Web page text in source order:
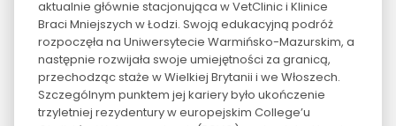
aktualnie głównie stacjonująca w VetClinic i Klinice
Braci Mniejszych w Łodzi. Swoją edukacyjną podróż
rozpoczęła na Uniwersytecie Warmińsko-Mazurskim, a
następnie rozwijała swoje umiejętności za granicą,
przechodząc staże w Wielkiej Brytanii i we Włoszech.
Szczególnym punktem jej kariery było ukończenie
trzyletniej rezydentury w europejskim College’u